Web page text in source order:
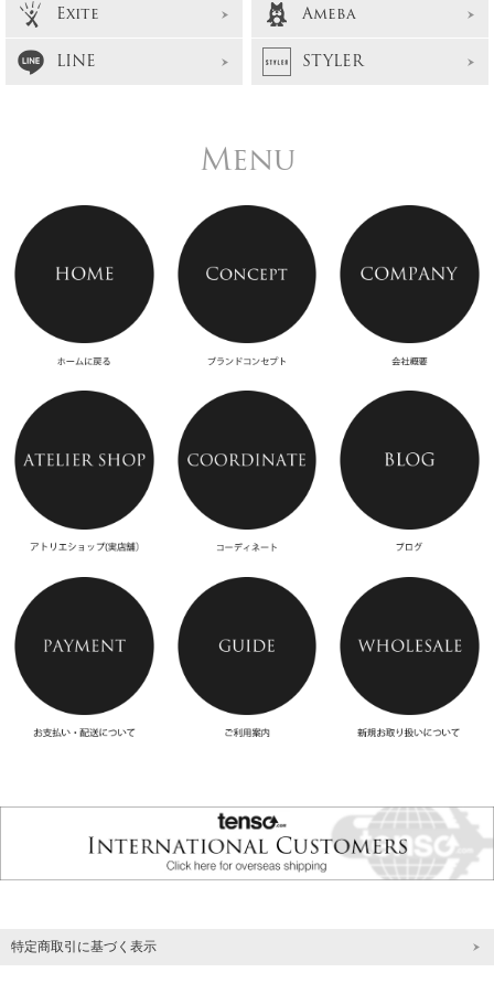
Exite
Ameba
LINE
STYLER
Menu
特定商取引に基づく表示